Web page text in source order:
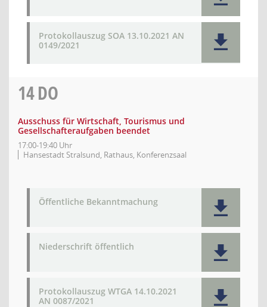
Protokollauszug SOA 13.10.2021 AN
0149/2021
14DO
Ausschuss für Wirtschaft, Tourismus und
Gesellschafteraufgaben beendet
17:00-19:40 Uhr
Hansestadt Stralsund, Rathaus, Konferenzsaal
Öffentliche Bekanntmachung
Niederschrift öffentlich
Protokollauszug WTGA 14.10.2021
AN 0087/2021